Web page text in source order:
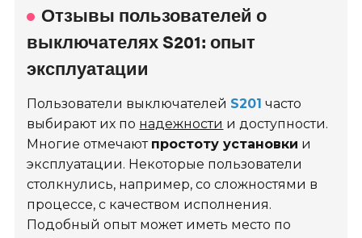
Отзывы пользователей о
выключателях S201: опыт
эксплуатации
Пользователи выключателей S201 часто
выбирают их по надежности и доступности.
Многие отмечают простоту установки и
эксплуатации. Некоторые пользователи
столкнулись, например, со сложностями в
процессе, с качеством исполнения.
Подобный опыт может иметь место по